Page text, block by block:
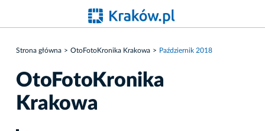
Strona główna OtoFotoKronika Krakowa Październik 2018
OtoFotoKronika
Krakowa